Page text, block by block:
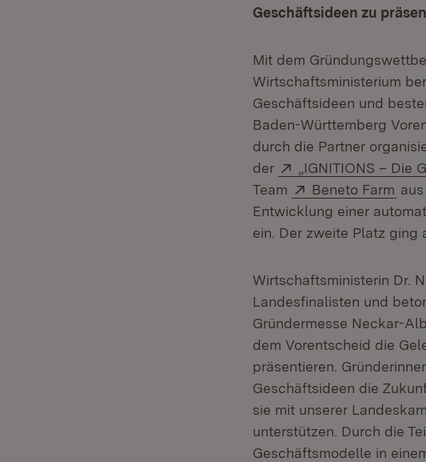
Geschäftsideen zu
Mit dem
Wirtschaftsministerium
Geschäftsideen und
Baden-Württemberg
durch die Partner
der
Extern:
„IGNITIONS – Die
Team
Extern:
Beneto Farm
Entwicklung einer
ein. Der zweite Platz ging
Wirtschaftsministerin Dr.
Landesfinalisten und
Gründermesse Neckar-
dem Vorentscheid die
präsentieren.
Geschäftsideen die
sie mit unserer
unterstützen. Durch die
Geschäftsmodelle in